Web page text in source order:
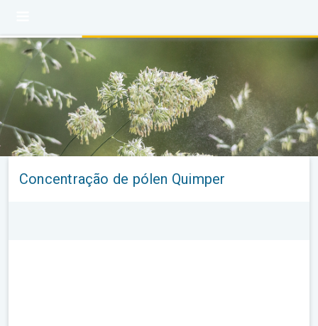
Concentração de pólen Quimper